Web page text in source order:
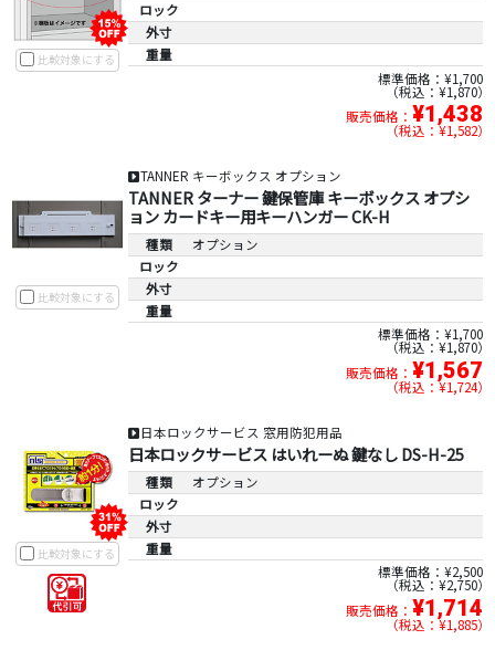
比較対象にする
ロック
外寸
重量
標準価格：¥1,700
税込：¥1,870
販売価格： ¥1,438
税込：¥1,582
比較対象にする
TANNER キーボックス オプション
TANNER ターナー 鍵保管庫 キーボックス オプシ
ョン カードキー用キーハンガー CK-H
種類
オプション
ロック
外寸
重量
標準価格：¥1,700
税込：¥1,870
販売価格： ¥1,567
税込：¥1,724
比較対象にする
日本ロックサービス 窓用防犯用品
日本ロックサービス はいれーぬ 鍵なし DS-H-25
種類
オプション
ロック
外寸
重量
標準価格：¥2,500
税込：¥2,750
販売価格： ¥1,714
税込：¥1,885